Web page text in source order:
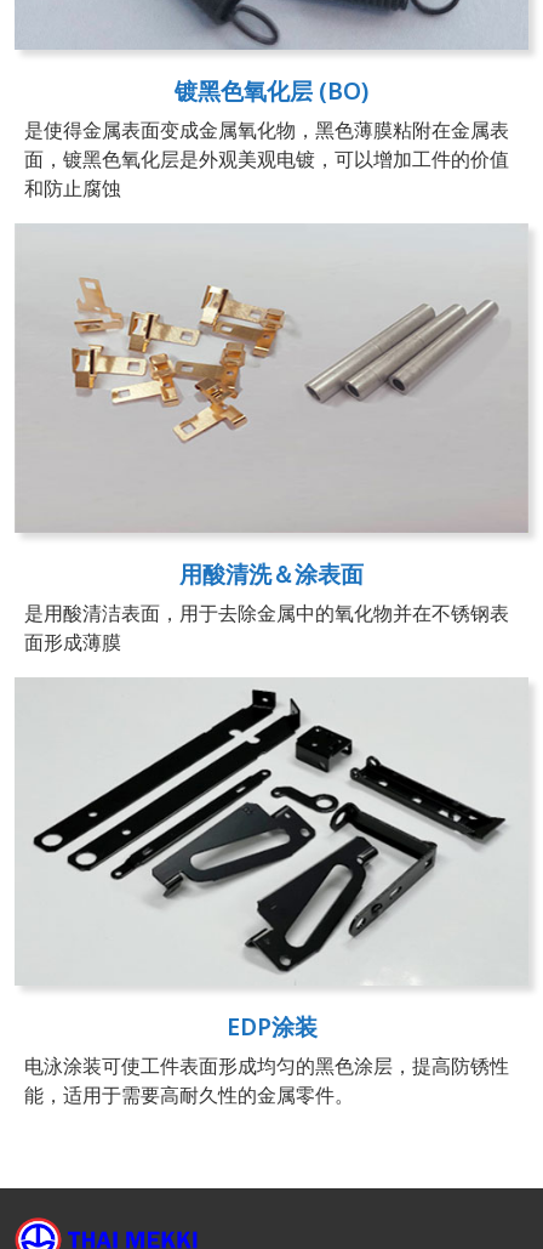
镀黑色氧化层 (BO)
是使得金属表面变成金属氧化物，黑色薄膜粘附在金属表
面，镀黑色氧化层是外观美观电镀，可以增加工件的价值
和防止腐蚀
用酸清洗＆涂表面
是用酸清洁表面，用于去除金属中的氧化物并在不锈钢表
面形成薄膜
EDP涂装
电泳涂装可使工件表面形成均匀的黑色涂层，提高防锈性
能，适用于需要高耐久性的金属零件。